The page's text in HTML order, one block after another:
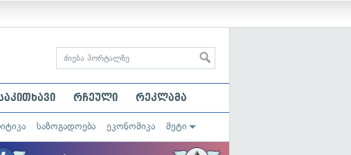
რჩეული რეკლამა
საზოგადოება ეკონომიკა მეტი